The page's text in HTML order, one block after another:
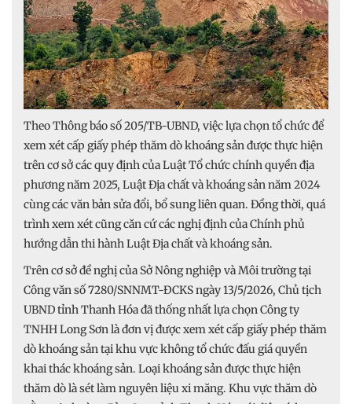
Theo Thông báo số 205/TB-UBND, việc lựa chọn tổ chức để
xem xét cấp giấy phép thăm dò khoáng sản được thực hiện
trên cơ sở các quy định của Luật Tổ chức chính quyền địa
phương năm 2025, Luật Địa chất và khoáng sản năm 2024
cùng các văn bản sửa đổi, bổ sung liên quan. Đồng thời, quá
trình xem xét cũng căn cứ các nghị định của Chính phủ
hướng dẫn thi hành Luật Địa chất và khoáng sản.
Trên cơ sở đề nghị của Sở Nông nghiệp và Môi trường tại
Công văn số 7280/SNNMT-ĐCKS ngày 13/5/2026, Chủ tịch
UBND tỉnh Thanh Hóa đã thống nhất lựa chọn Công ty
TNHH Long Sơn là đơn vị được xem xét cấp giấy phép thăm
dò khoáng sản tại khu vực không tổ chức đấu giá quyền
khai thác khoáng sản. Loại khoáng sản được thực hiện
thăm dò là sét làm nguyên liệu xi măng. Khu vực thăm dò